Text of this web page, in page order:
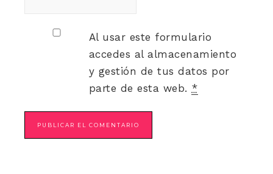
Al usar este formulario
accedes al almacenamiento
y gestión de tus datos por
parte de esta web. *